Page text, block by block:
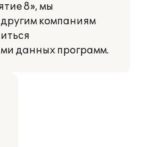
8», мы
компаниям
данных программ.